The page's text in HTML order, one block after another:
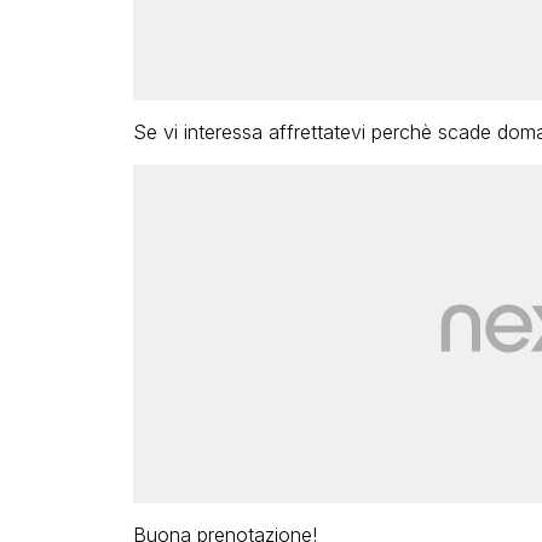
Se vi interessa affrettatevi perchè scade
Buona prenotazione!